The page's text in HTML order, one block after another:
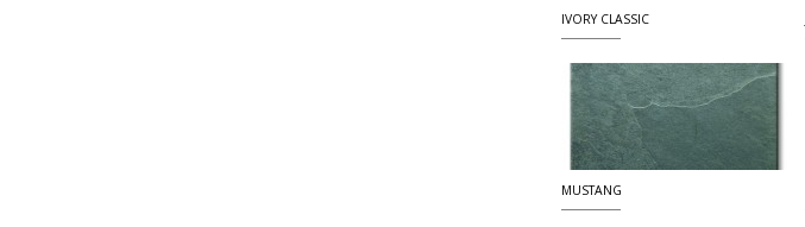
IVORY CLASSIC
MUSTANG